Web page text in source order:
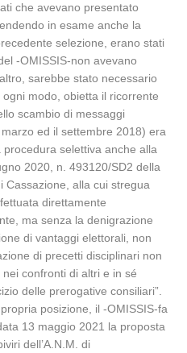
che avevano presentato
in esame anche la
selezione, erano stati
-OMISSIS-non avevano
sarebbe stato necessario
modo, obietta il ricorrente
scambio di messaggi
ed il settembre 2018) era
procedura selettiva anche alla
2020, n. 493120/SD2 della
Cassazione, alla cui stregua
direttamente
ma senza la denigrazione
di vantaggi elettorali, non
di precetti disciplinari non
confronti di altri e in sé
delle prerogative consiliari”.
posizione, il -OMISSIS-fa
13 maggio 2021 la proposta
dell’A.N.M. di